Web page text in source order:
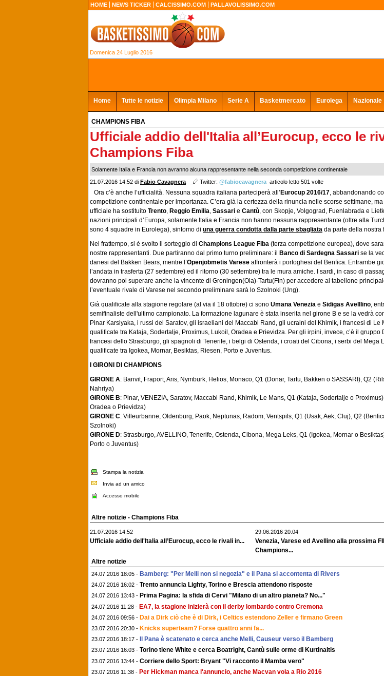
HOME NEWS TICKER CALCISSIMO.COM PALLAVOLISSIMO.COM
Domenica 24 Luglio 2016
Home Tutte le notizie Olimpia Milano Serie A Basketmercato Eurolega Nazionale
CHAMPIONS FIBA
Ufficiale addio dell'Italia all’Eurocup, ecco le
Champions Fiba
Solamente Italia e Francia non avranno alcuna rappresentante nella seconda competizione continentale
21.07.2016 14:52 di Fabio Cavagnera Twitter: @fabiocavagnera articolo letto 501 volte
Ora c’è anche l’ufficialità. Nessuna squadra italiana parteciperà all’ Eurocup 2016/17, abbandonando
competizione continentale per importanza. C’era già la certezza della rinuncia nelle scorse settimane,
ufficiale ha sostituito Trento, Reggio Emilia, Sassari e Cantù, con Skopje, Volgograd, Fuenlabrada e
nazioni principali d’Europa, solamente Italia e Francia non hanno nessuna rappresentante (oltre alla
sono 4 squadre in Eurolega), sintomo di una guerra condotta dalla parte sbagliata da parte della nostra
Nel frattempo, si è svolto il sorteggio di Champions League Fiba (terza competizione europea), dove
nostre rappresentanti. Due partiranno dal primo turno preliminare: il
Banco di Sardegna Sassari se la
danesi del Bakken Bears, mentre l’Openjobmetis Varese affronterà i portoghesi del Benfica. Entrambe
l’andata in trasferta (27 settembre) ed il ritorno (30 settembre) tra le mura amiche. I sardi, in caso di
dovranno poi superare anche la vincente di Groningen(Ola)-Tartu(Fin) per accedere al tabellone
l’eventuale rivale di Varese nel secondo preliminare sarà lo Szolnoki (Ung).
Già qualificate alla stagione regolare (al via il 18 ottobre) ci sono Umana Venezia e Sidigas Avelllino,
semifinaliste dell'ultimo campionato. La formazione lagunare è stata inserita nel girone B e se la vedrà
Pinar Karsiyaka, i russi del Saratov, gli israeliani del Maccabi Rand, gli ucraini del Khimik, i francesi di Le
qualificate tra Kataja, Sodertalje, Proximus, Lukoil, Oradea e Prievidza. Per gli irpini, invece, c’è il gruppo
francesi dello Strasburgo, gli spagnoli di Tenerife, i belgi di Ostenda, i croati del Cibona, i serbi del Mega
qualificate tra Igokea, Mornar, Besiktas, Riesen, Porto e Juventus.
I GIRONI DI CHAMPIONS
GIRONE A: Banvit, Fraport, Aris, Nymburk, Helios, Monaco, Q1 (Donar, Tartu, Bakken o SASSARI), Q2
Nahriya)
GIRONE B: Pinar, VENEZIA, Saratov, Maccabi Rand, Khimik, Le Mans, Q1 (Kataja, Sodertalje o
Oradea o Prievidza)
GIRONE C: Villeurbanne, Oldenburg, Paok, Neptunas, Radom, Ventspils, Q1 (Usak, Aek, Cluj), Q2
Szolnoki)
GIRONE D: Strasburgo, AVELLINO, Tenerife, Ostenda, Cibona, Mega Leks, Q1 (Igokea, Mornar o
Porto o Juventus)
Stampa la notizia
Invia ad un amico
Accesso mobile
Altre notizie - Champions Fiba
21.07.2016 14:52
Ufficiale addio dell'Italia all’Eurocup, ecco le rivali in...
29.06.2016 20:04
Venezia, Varese ed Avellino alla prossima
Champions...
Altre notizie
24.07.2016 18:05 - Bamberg: "Per Melli non si negozia" e il Pana si accontenta di Rivers
24.07.2016 16:02 - Trento annuncia Lighty, Torino e Brescia attendono risposte
24.07.2016 13:43 - Prima Pagina: la sfida di Cervi "Milano di un altro pianeta? No..."
24.07.2016 11:28 - EA7, la stagione inizierà con il derby lombardo contro Cremona
24.07.2016 09:56 - Dai a Dirk ciò che è di Dirk, i Celtics estendono Zeller e firmano Green
23.07.2016 20:30 - Knicks superteam? Forse quattro anni fa...
23.07.2016 18:17 - Il Pana è scatenato e cerca anche Melli, Causeur verso il Bamberg
23.07.2016 16:03 - Torino tiene White e cerca Boatright, Cantù sulle orme di Kurtinaitis
23.07.2016 13:44 - Corriere dello Sport: Bryant "Vi racconto il Mamba vero"
23.07.2016 11:38 - Per Hickman manca l'annuncio, anche Macvan vola a Rio 2016